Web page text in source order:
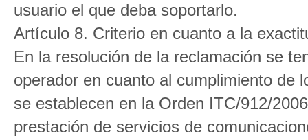
usuario el que deba soportarlo.
Artículo 8. Criterio en cuanto a la
En la resolución de la reclamación se
operador en cuanto al cumplimiento de
se establecen en la Orden ITC/912/
prestación de servicios de